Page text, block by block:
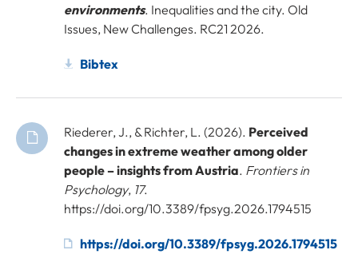
environments. Inequalities and the city. Old
Issues, New Challenges. RC21 2026.
Bibtex
Riederer, J., & Richter, L. (2026). Perceived
changes in extreme weather among older
people – insights from Austria. Frontiers in
Psychology, 17.
https://doi.org/10.3389/fpsyg.2026.1794515
https://doi.org/10.3389/fpsyg.2026.1794515